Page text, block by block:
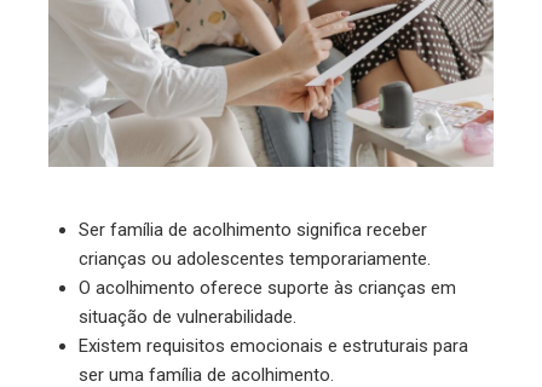
Ser família de acolhimento significa receber
crianças ou adolescentes temporariamente.
O acolhimento oferece suporte às crianças em
situação de vulnerabilidade.
Existem requisitos emocionais e estruturais para
ser uma família de acolhimento.